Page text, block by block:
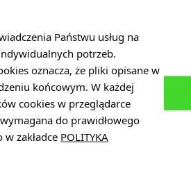
Państwu usług na
potrzeb.
oznacza, że pliki opisane w
końcowym. W każdej
cookies w przeglądarce
do prawidłowego
zakładce POLITYKA
Plan Równości Płci (GEP)
Deklaracja dostępności
Standardy Ochrony Małoletnich